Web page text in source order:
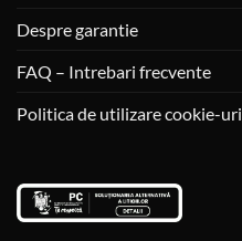
Despre garantie
FAQ – Intrebari frecvente
Politica de utilizare cookie-uri